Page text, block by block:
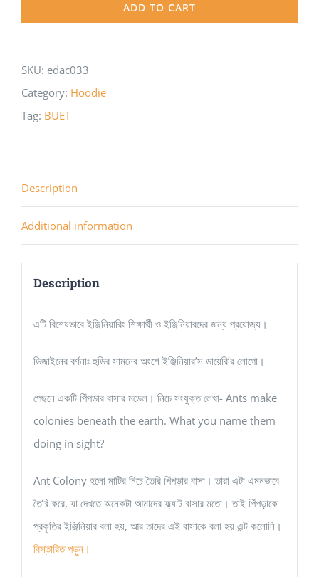
ADD TO CART
SKU: edac033
Category: Hoodie
Tag: BUET
Description
Additional information
Description
এটি বিশেষভাবে ইঞ্জিনিয়ারিং শিক্ষার্থী ও ইঞ্জিনিয়ারদের জন্য প্রযোজ্য।
ডিজাইনের বর্ণনাঃ হুডির সামনের অংশে ইঞ্জিনিয়ার’স ডায়েরি’র লোগো।
পেছনে একটি পিঁপড়ার বাসার মডেল। নিচে সংযুক্ত লেখা- Ants make
colonies beneath the earth. What you name them
doing in sight?
Ant Colony হলো মাটির নিচে তৈরি পিঁপড়ার বাসা। তারা এটা এমনভাবে
তৈরি করে, যা দেখতে অনেকটা আমাদের ফ্ল্যাট বাসার মতো। তাই পিঁপড়াকে
প্রকৃতির ইঞ্জিনিয়ার বলা হয়, আর তাদের এই বাসাকে বলা হয় এন্ট কলোনি।
বিস্তারিত পড়ুন।